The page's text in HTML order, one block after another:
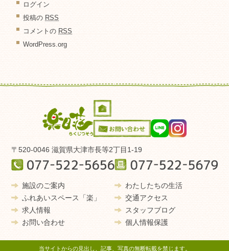
ログイン
投稿の RSS
コメントの RSS
WordPress.org
〒520-0046 滋賀県大津市長等2丁目1-19
施設のご案内
わたしたちの生活
ふれあいスペース「楽」
交通アクセス
求人情報
スタッフブログ
お問い合わせ
個人情報保護
当サイトからの見出し、記事、写真の無断転載を禁じます。